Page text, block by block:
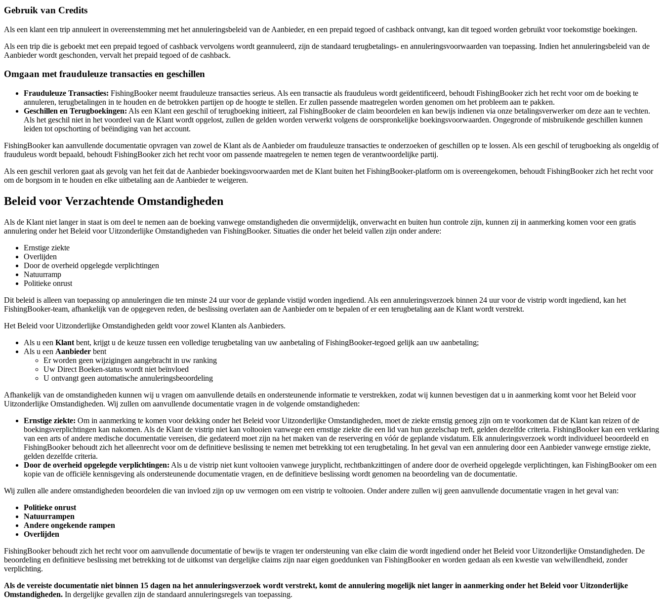
Gebruik van Credits
Als een klant een trip annuleert in overeenstemming met het annuleringsbeleid van de Aanbieder, en een prepaid tegoed of cashback ontvangt, kan dit tegoed worden gebruikt voor toekomstige boekingen.
Als een trip die is geboekt met een prepaid tegoed of cashback vervolgens wordt geannuleerd, zijn de standaard terugbetalings- en annuleringsvoorwaarden van toepassing. Indien het annuleringsbeleid van de
Aanbieder wordt geschonden, vervalt het prepaid tegoed of de cashback.
Omgaan met frauduleuze transacties en geschillen
Frauduleuze Transacties: FishingBooker neemt frauduleuze transacties serieus. Als een transactie als frauduleus wordt geïdentificeerd, behoudt FishingBooker zich het recht voor om de boeking te
annuleren, terugbetalingen in te houden en de betrokken partijen op de hoogte te stellen. Er zullen passende maatregelen worden genomen om het probleem aan te pakken.
Geschillen en Terugboekingen: Als een Klant een geschil of terugboeking initieert, zal FishingBooker de claim beoordelen en kan bewijs indienen via onze betalingsverwerker om deze aan te vechten.
Als het geschil niet in het voordeel van de Klant wordt opgelost, zullen de gelden worden verwerkt volgens de oorspronkelijke boekingsvoorwaarden. Ongegronde of misbruikende geschillen kunnen
leiden tot opschorting of beëindiging van het account.
FishingBooker kan aanvullende documentatie opvragen van zowel de Klant als de Aanbieder om frauduleuze transacties te onderzoeken of geschillen op te lossen. Als een geschil of terugboeking als ongeldig of
frauduleus wordt bepaald, behoudt FishingBooker zich het recht voor om passende maatregelen te nemen tegen de verantwoordelijke partij.
Als een geschil verloren gaat als gevolg van het feit dat de Aanbieder boekingsvoorwaarden met de Klant buiten het FishingBooker-platform om is overeengekomen, behoudt FishingBooker zich het recht voor
om de borgsom in te houden en elke uitbetaling aan de Aanbieder te weigeren.
Beleid voor Verzachtende Omstandigheden
Als de Klant niet langer in staat is om deel te nemen aan de boeking vanwege omstandigheden die onvermijdelijk, onverwacht en buiten hun controle zijn, kunnen zij in aanmerking komen voor een gratis
annulering onder het Beleid voor Uitzonderlijke Omstandigheden van FishingBooker. Situaties die onder het beleid vallen zijn onder andere:
Ernstige ziekte
Overlijden
Door de overheid opgelegde verplichtingen
Natuurramp
Politieke onrust
Dit beleid is alleen van toepassing op annuleringen die ten minste 24 uur voor de geplande vistijd worden ingediend. Als een annuleringsverzoek binnen 24 uur voor de vistrip wordt ingediend, kan het
FishingBooker-team, afhankelijk van de opgegeven reden, de beslissing overlaten aan de Aanbieder om te bepalen of er een terugbetaling aan de Klant wordt verstrekt.
Het Beleid voor Uitzonderlijke Omstandigheden geldt voor zowel Klanten als Aanbieders.
Als u een Klant bent, krijgt u de keuze tussen een volledige terugbetaling van uw aanbetaling of FishingBooker-tegoed gelijk aan uw aanbetaling;
Als u een Aanbieder bent
Er worden geen wijzigingen aangebracht in uw ranking
Uw Direct Boeken-status wordt niet beïnvloed
U ontvangt geen automatische annuleringsbeoordeling
Afhankelijk van de omstandigheden kunnen wij u vragen om aanvullende details en ondersteunende informatie te verstrekken, zodat wij kunnen bevestigen dat u in aanmerking komt voor het Beleid voor
Uitzonderlijke Omstandigheden. Wij zullen om aanvullende documentatie vragen in de volgende omstandigheden:
Ernstige ziekte: Om in aanmerking te komen voor dekking onder het Beleid voor Uitzonderlijke Omstandigheden, moet de ziekte ernstig genoeg zijn om te voorkomen dat de Klant kan reizen of de
boekingsverplichtingen kan nakomen. Als de Klant de vistrip niet kan voltooien vanwege een ernstige ziekte die een lid van hun gezelschap treft, gelden dezelfde criteria. FishingBooker kan een verklaring
van een arts of andere medische documentatie vereisen, die gedateerd moet zijn na het maken van de reservering en vóór de geplande visdatum. Elk annuleringsverzoek wordt individueel beoordeeld en
FishingBooker behoudt zich het alleenrecht voor om de definitieve beslissing te nemen met betrekking tot een terugbetaling. In het geval van een annulering door een Aanbieder vanwege ernstige ziekte,
gelden dezelfde criteria.
Door de overheid opgelegde verplichtingen: Als u de vistrip niet kunt voltooien vanwege juryplicht, rechtbankzittingen of andere door de overheid opgelegde verplichtingen, kan FishingBooker om een
kopie van de officiële kennisgeving als ondersteunende documentatie vragen, en de definitieve beslissing wordt genomen na beoordeling van de documentatie.
Wij zullen alle andere omstandigheden beoordelen die van invloed zijn op uw vermogen om een vistrip te voltooien. Onder andere zullen wij geen aanvullende documentatie vragen in het geval van:
Politieke onrust
Natuurrampen
Andere ongekende rampen
Overlijden
FishingBooker behoudt zich het recht voor om aanvullende documentatie of bewijs te vragen ter ondersteuning van elke claim die wordt ingediend onder het Beleid voor Uitzonderlijke Omstandigheden. De
beoordeling en definitieve beslissing met betrekking tot de uitkomst van dergelijke claims zijn naar eigen goeddunken van FishingBooker en worden gedaan als een kwestie van welwillendheid, zonder
verplichting.
Als de vereiste documentatie niet binnen 15 dagen na het annuleringsverzoek wordt verstrekt, komt de annulering mogelijk niet langer in aanmerking onder het Beleid voor Uitzonderlijke
Omstandigheden. In dergelijke gevallen zijn de standaard annuleringsregels van toepassing.